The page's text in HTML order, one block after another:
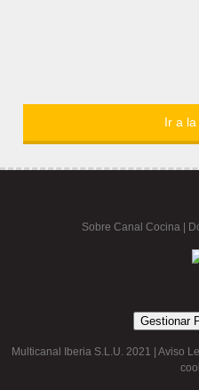
Ir a
Sobre Canal Cocina
Gestionar
Multicanal Iberia S.L.U. 2021 | Aviso